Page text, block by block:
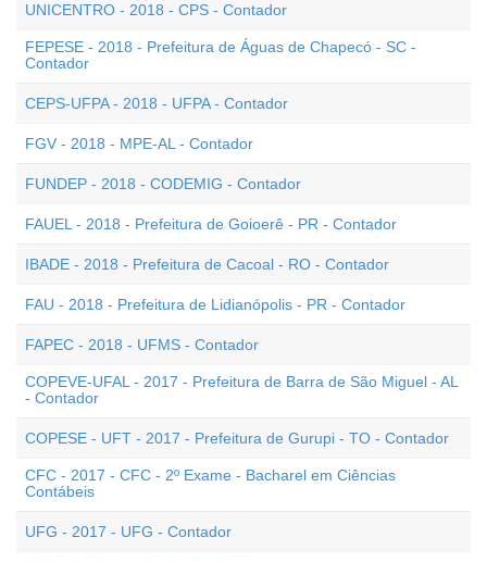
UNICENTRO - 2018 - CPS - Contador
FEPESE - 2018 - Prefeitura de Águas de Chapecó - SC -
Contador
CEPS-UFPA - 2018 - UFPA - Contador
FGV - 2018 - MPE-AL - Contador
FUNDEP - 2018 - CODEMIG - Contador
FAUEL - 2018 - Prefeitura de Goioerê - PR - Contador
IBADE - 2018 - Prefeitura de Cacoal - RO - Contador
FAU - 2018 - Prefeitura de Lidianópolis - PR - Contador
FAPEC - 2018 - UFMS - Contador
COPEVE-UFAL - 2017 - Prefeitura de Barra de São Miguel - AL
- Contador
COPESE - UFT - 2017 - Prefeitura de Gurupi - TO - Contador
CFC - 2017 - CFC - 2º Exame - Bacharel em Ciências
Contábeis
UFG - 2017 - UFG - Contador